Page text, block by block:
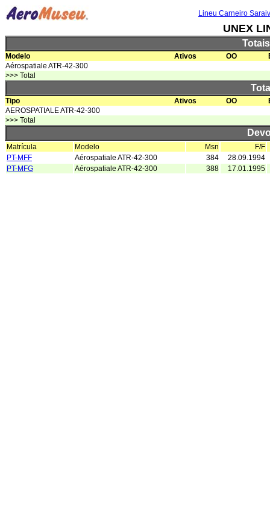
Lineu Carneiro
UNEX
Modelo Ativos OO
Aérospatiale ATR-42-300
>>> Total
Tipo Ativos OO
AEROSPATIALE ATR-42-300
>>> Total
Matrícula Modelo Msn
F/F
PT-MFF
Aérospatiale ATR-42-300 384
28.09.1994
PT-MFG
Aérospatiale ATR-42-300 388 17.01.1995